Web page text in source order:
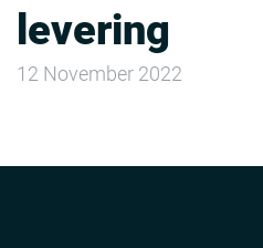
levering
12 November 2022